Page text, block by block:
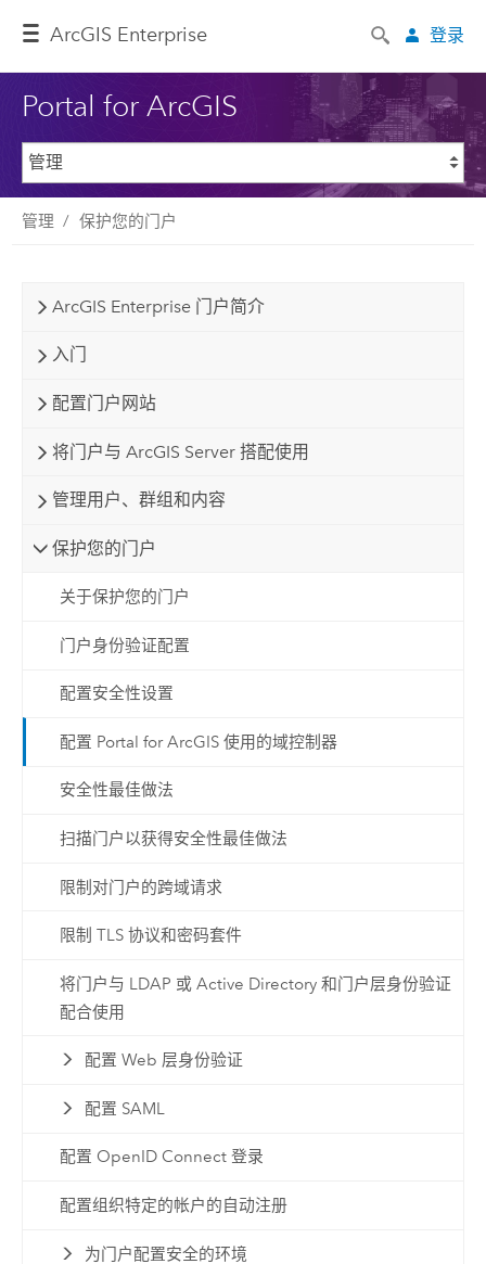
ArcGIS Enterprise 登录
Portal for ArcGIS
管理 保护您的门户
ArcGIS Enterprise 门户简介
入门
配置门户网站
将门户与 ArcGIS Server 搭配使用
管理用户、群组和内容
保护您的门户
关于保护您的门户
门户身份验证配置
配置安全性设置
配置 Portal for ArcGIS 使用的域控制器
安全性最佳做法
扫描门户以获得安全性最佳做法
限制对门户的跨域请求
限制 TLS 协议和密码套件
将门户与 LDAP 或 Active Directory 和门户层身份验证
配合使用
配置 Web 层身份验证
配置 SAML
配置 OpenID Connect 登录
配置组织特定的帐户的自动注册
为门户配置安全的环境